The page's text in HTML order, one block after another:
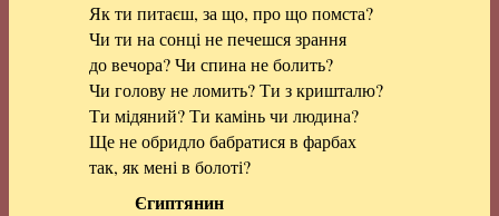
Як ти питаєш, за що, про що помста?
Чи ти на сонці не печешся зрання
до вечора? Чи спина не болить?
Чи голову не ломить? Ти з кришталю?
Ти мідяний? Ти камінь чи людина?
Ще не обридло бабратися в фарбах
так, як мені в болоті?
Єгиптянин